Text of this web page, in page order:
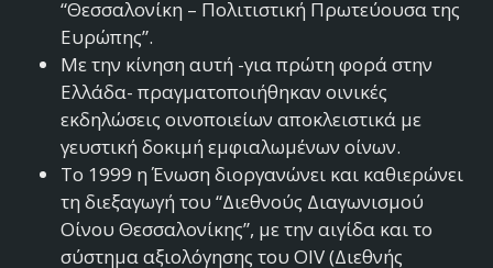
“Θεσσαλονίκη – Πολιτιστική Πρωτεύουσα της
Ευρώπης”.
Με την κίνηση αυτή -για πρώτη φορά στην
Ελλάδα- πραγματοποιήθηκαν οινικές
εκδηλώσεις οινοποιείων αποκλειστικά με
γευστική δοκιμή εμφιαλωμένων οίνων.
Το 1999 η Ένωση διοργανώνει και καθιερώνει
τη διεξαγωγή του “Διεθνούς Διαγωνισμού
Οίνου Θεσσαλονίκης”, με την αιγίδα και το
σύστημα αξιολόγησης του OIV (Διεθνής